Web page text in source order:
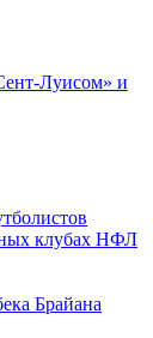
Луисом» и
клубах НФЛ
Брайана